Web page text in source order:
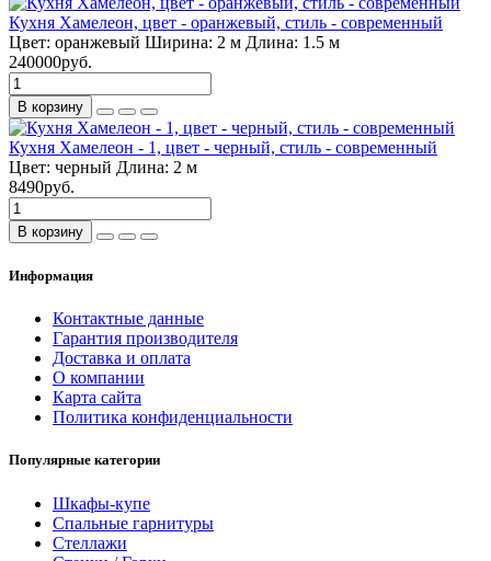
Кухня Хамелеон, цвет - оранжевый, стиль - современный
Цвет: оранжевый Ширина: 2 м Длина: 1.5 м
240000руб.
В корзину
Кухня Хамелеон - 1, цвет - черный, стиль - современный
Цвет: черный Длина: 2 м
8490руб.
В корзину
Информация
Контактные данные
Гарантия производителя
Доставка и оплата
О компании
Карта сайта
Политика конфиденциальности
Популярные категории
Шкафы-купе
Спальные гарнитуры
Стеллажи